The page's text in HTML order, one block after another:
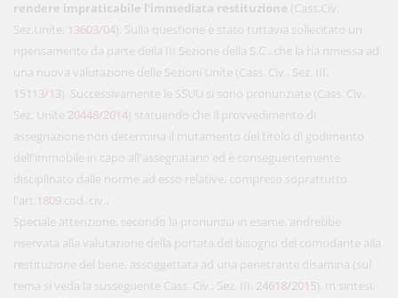
rendere impraticabile l'immediata restituzione (Cass.Civ.
Sez.Unite, 13603/04). Sulla questione è stato tuttavia sollecitato un
ripensamento da parte della III Sezione della S.C., che la ha rimessa ad
una nuova valutazione delle Sezioni Unite (Cass. Civ., Sez. III,
15113/13). Successivamente le SSUU si sono pronunziate (Cass. Civ.
Sez. Unite 20448/2014) statuendo che il provvedimento di
assegnazione non determina il mutamento del titolo di godimento
dell'immobile in capo all'assegnatario ed è conseguentemente
disciplinato dalle norme ad esso relative, compreso soprattutto
l'art. 1809 cod. civ..
Speciale attenzione, secondo la pronunzia in esame, andrebbe
riservata alla valutazione della portata del bisogno del comodante alla
restituzione del bene, assoggettata ad una penetrante disamina (sul
tema si veda la susseguente Cass. Civ., Sez. III, 24618/2015). In sintesi,